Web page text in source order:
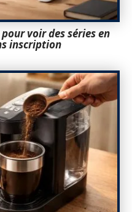
voir des séries en
inscription